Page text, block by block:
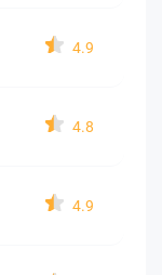
4.9
4.8
4.9